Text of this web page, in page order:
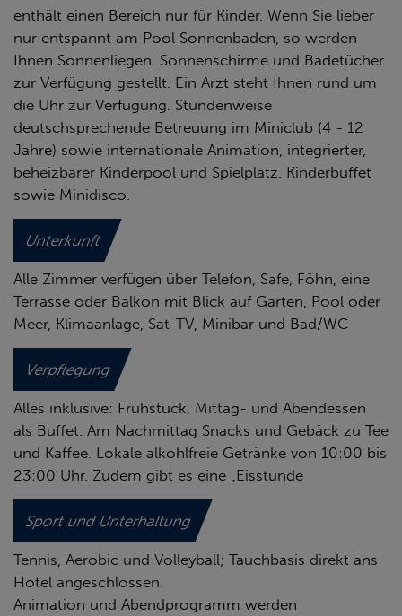
enthält einen Bereich nur für Kinder. Wenn Sie lieber
nur entspannt am Pool Sonnenbaden, so werden
Ihnen Sonnenliegen, Sonnenschirme und Badetücher
zur Verfügung gestellt. Ein Arzt steht Ihnen rund um
die Uhr zur Verfügung. Stundenweise
deutschsprechende Betreuung im Miniclub (4 - 12
Jahre) sowie internationale Animation, integrierter,
beheizbarer Kinderpool und Spielplatz. Kinderbuffet
sowie Minidisco.
Unterkunft
Alle Zimmer verfügen über Telefon, Safe, Föhn, eine
Terrasse oder Balkon mit Blick auf Garten, Pool oder
Meer, Klimaanlage, Sat-TV, Minibar und Bad/WC
Verpflegung
Alles inklusive: Frühstück, Mittag- und Abendessen
als Buffet. Am Nachmittag Snacks und Gebäck zu Tee
und Kaffee. Lokale alkohlfreie Getränke von 10:00 bis
23:00 Uhr. Zudem gibt es eine „Eisstunde
Sport und Unterhaltung
Tennis, Aerobic und Volleyball; Tauchbasis direkt ans
Hotel angeschlossen.
Animation und Abendprogramm werden